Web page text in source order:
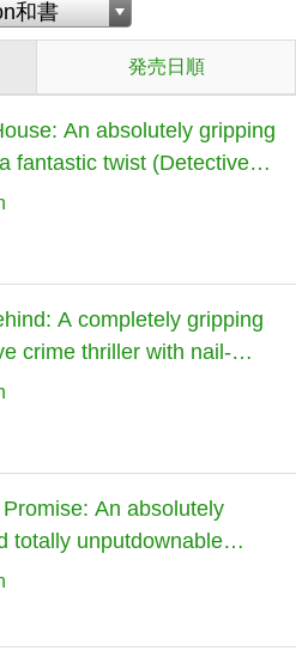
発売日順
An absolutely gripping
fantastic twist (Detective
A completely gripping
crime thriller with nail-
(Detective Gina Harte)
An absolutely
totally unputdownable
(Detective Gina Harte)